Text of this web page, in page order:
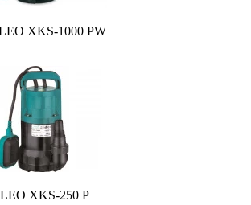
XKS-1000 PW
XKS-250 P